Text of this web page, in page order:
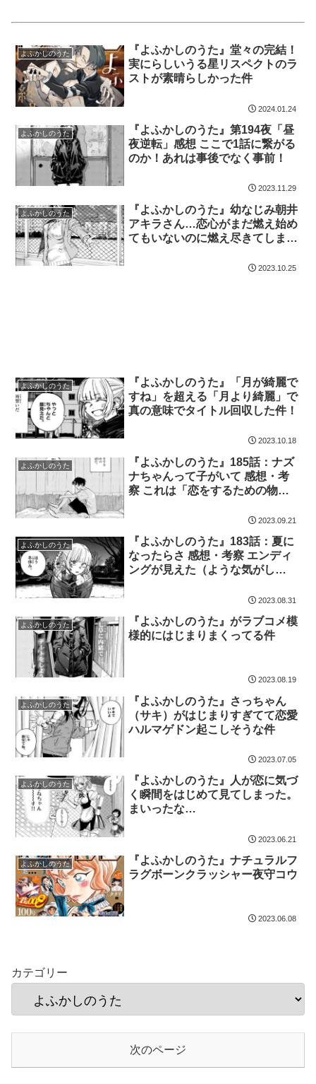
よふかしのうた
『よふかしのうた』堂々の完結！
実にらしいうる星リスペクトのラ
ストが素晴らしかった件
2024.01.24
よふかしのうた
『よふかしのうた』第194夜「昼
夜逆転」感想 ここで1話に繋がる
のか！あれは事後でなく事前！
2023.11.29
よふかしのうた
『よふかしのうた』幼なじみ朝井
アキラさん…恋心がまだ燃え始め
てもいないのに燃え尽きてしまっ
2023.10.25
よふかしのうた
『よふかしのうた』「月が綺麗で
すね」を超える「月より綺麗」で
真の意味でタイトル回収した件！
2023.10.18
よふかしのうた
『よふかしのうた』185話：ナズ
ナちゃんって子がいて 感想・考
察 これは「恋をするための物語
2023.09.21
よふかしのうた
『よふかしのうた』183話：夏に
なったらさ 感想・考察 エンディ
ングが見えた（ような気がし
2023.08.31
よふかしのうた
『よふかしのうた』がラブコメ模
様的にはじまりまくってる件
2023.08.19
よふかしのうた
『よふかしのうた』さっちゃん
（サキ）がはじまりすぎてて恋愛
ハルマゲドン起こしそうな件
2023.07.05
よふかしのうた
『よふかしのうた』人が恋に気づ
く瞬間をはじめて見てしまった。
まいったな…
2023.06.21
よふかしのうた
『よふかしのうた』ナチュラルフ
ラグボーンクラッシャー夜守コウ
2023.06.08
カテゴリー
次のページ